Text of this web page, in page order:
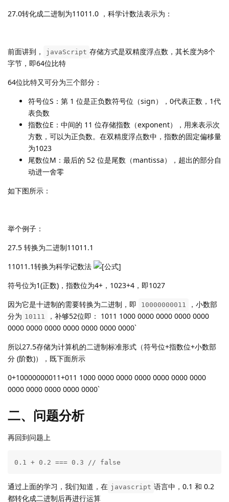
27.0转化成二进制为11011.0 ，科学计数法表示为：
前面讲到， javaScript 存储方式是双精度浮点数，其长度为8个
字节，即64位比特
64位比特又可分为三个部分：
符号位S：第 1 位是正负数符号位（sign），0代表正数，1代
表负数
指数位E：中间的 11 位存储指数（exponent），用来表示次
方数，可以为正负数。在双精度浮点数中，指数的固定偏移量
为1023
尾数位M：最后的 52 位是尾数（mantissa），超出的部分自
动进一舍零
如下图所示：
举个例子：
27.5 转换为二进制11011.1
11011.1转换为科学记数法
符号位为1(正数)，指数位为4+，1023+4，即1027
因为它是十进制的需要转换为二进制，即
10000000011
，小数部
分为 10111
，补够52位即： 1011 1000 0000 0000 0000 0000
0000 0000 0000 0000 0000 0000 0000`
所以27.5存储为计算机的二进制标准形式（符号位+指数位+小数部
分 (阶数)），既下面所示
0+10000000011+011 1000 0000 0000 0000 0000 0000 0000
0000 0000 0000 0000 0000`
二、问题分析
再回到问题上
0.1 + 0.2 === 0.3 // false
通过上面的学习，我们知道，在 javascript 语言中，0.1 和 0.2
都转化成二进制后再进行运算